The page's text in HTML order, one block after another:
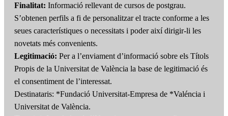
Finalitat: Informació rellevant de cursos de postgrau.
S’obtenen perfils a fi de personalitzar el tracte conforme a les
seues característiques o necessitats i poder així dirigir-li les
novetats més convenients.
Legitimació: Per a l’enviament d’informació sobre els Títols
Propis de la Universitat de València la base de legitimació és
el consentiment de l’interessat.
Destinataris: *Fundació Universitat-Empresa de *Valéncia i
Universitat de València.